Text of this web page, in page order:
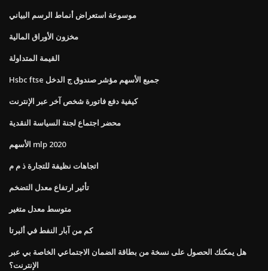
موسوعة استعراض أنماط الرسم البياني
مخزون الأوراق المالية
القيمة المتداولة
Hsbc ftse جميع الأسهم مؤشر صندوق ج الدخل
كيفية دفع فاتورة شخص آخر عبر الإنترنت
محضر اجتماع لجنة السياسة النقدية
الأسهم mlp 2020
اتجاهات نظيفة للتجارة ذ م م
تأثير ارتفاع معدل التضخم
متوسط ​​معدل متغير
كم من آبار النفط في ألبرتا
هل يمكنك الحصول على نسخة من بطاقة الضمان الاجتماعي الخاصة بي عبر
الإنترنت؟